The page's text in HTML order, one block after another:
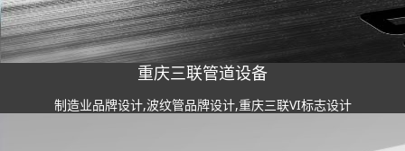
重庆三联管道设备
制造业品牌设计,波纹管品牌设计,重庆三联VI标志设计